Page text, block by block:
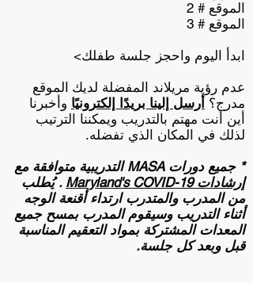
الموقع # 2
الموقع # 3
ابدأ اليوم واحجز جلسة طفلك>
عدم رؤية مريلاند المفضلة لديك الموقع
مدرج؟ أرسل إلينا بريدًا إلكترونيًا وأخبرنا
أين أنت مهتم بالتدريب ويمكننا الترتيب
لذلك في المكان الذي تفضله.
* جميع دورات MASA التدريبية متوافقة مع
إرشادات Maryland's COVID-19
. يُطلب
من المدرب والمتدرب ارتداء أقنعة الوجه
أثناء التدريب وسيقوم المدرب بمسح جميع
المعدات المشتركة بمواد التعقيم المناسبة
قبل وبعد كل جلسة.